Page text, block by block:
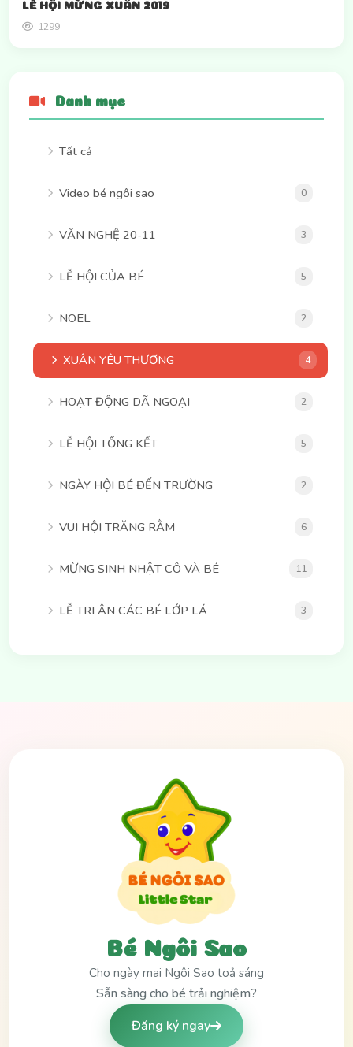
Danh mục
Tất cả
Video bé ngôi sao 0
VĂN NGHỆ 20-11 3
LỄ HỘI CỦA BÉ 5
NOEL 2
XUÂN YÊU THƯƠNG 4
HOẠT ĐỘNG DÃ NGOẠI 2
LỄ HỘI TỔNG KẾT 5
NGÀY HỘI BÉ ĐẾN TRƯỜNG 2
VUI HỘI TRĂNG RẰM 6
MỪNG SINH NHẬT CÔ VÀ BÉ 11
LỄ TRI ÂN CÁC BÉ LỚP LÁ 3
LỄ HỘI MỪNG XUÂN 2019
1299
Bé Ngôi Sao
Cho ngày mai Ngôi Sao toả sáng
Sẵn sàng cho bé trải nghiệm?
Đăng ký ngay